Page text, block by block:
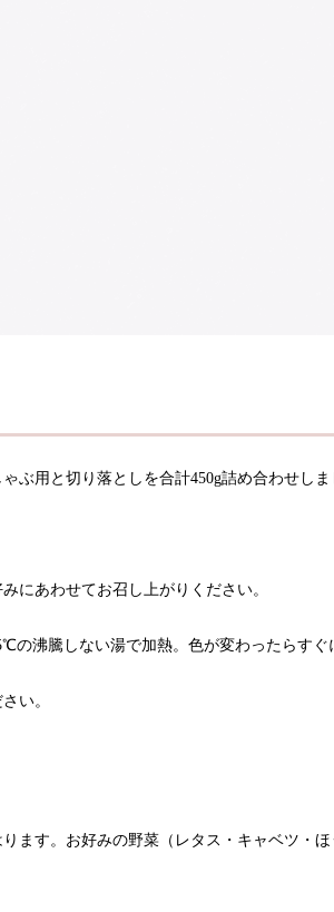
ぶ用と切り落としを合計450g詰め合わせしま
にあわせてお召し上がりください。
沸騰しない湯で加熱。色が変わったらすぐ
い。
ます。お好みの野菜（レタス・キャベツ・